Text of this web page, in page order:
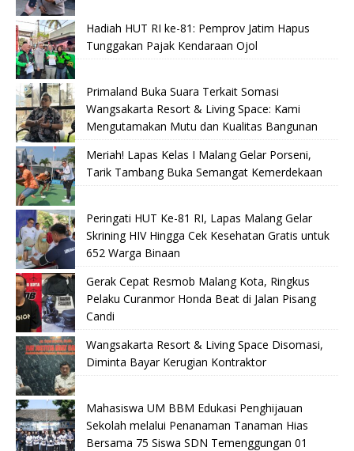
Hadiah HUT RI ke-81: Pemprov Jatim Hapus
Tunggakan Pajak Kendaraan Ojol
Primaland Buka Suara Terkait Somasi
Wangsakarta Resort & Living Space: Kami
Mengutamakan Mutu dan Kualitas Bangunan
Meriah! Lapas Kelas I Malang Gelar Porseni,
Tarik Tambang Buka Semangat Kemerdekaan
Peringati HUT Ke-81 RI, Lapas Malang Gelar
Skrining HIV Hingga Cek Kesehatan Gratis untuk
652 Warga Binaan
Gerak Cepat Resmob Malang Kota, Ringkus
Pelaku Curanmor Honda Beat di Jalan Pisang
Candi
Wangsakarta Resort & Living Space Disomasi,
Diminta Bayar Kerugian Kontraktor
Mahasiswa UM BBM Edukasi Penghijauan
Sekolah melalui Penanaman Tanaman Hias
Bersama 75 Siswa SDN Temenggungan 01